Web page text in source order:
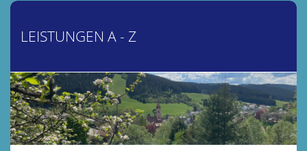
LEISTUNGEN A - Z